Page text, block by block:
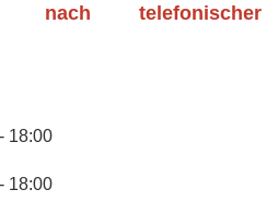
nach telefonischer
18:00
18:00